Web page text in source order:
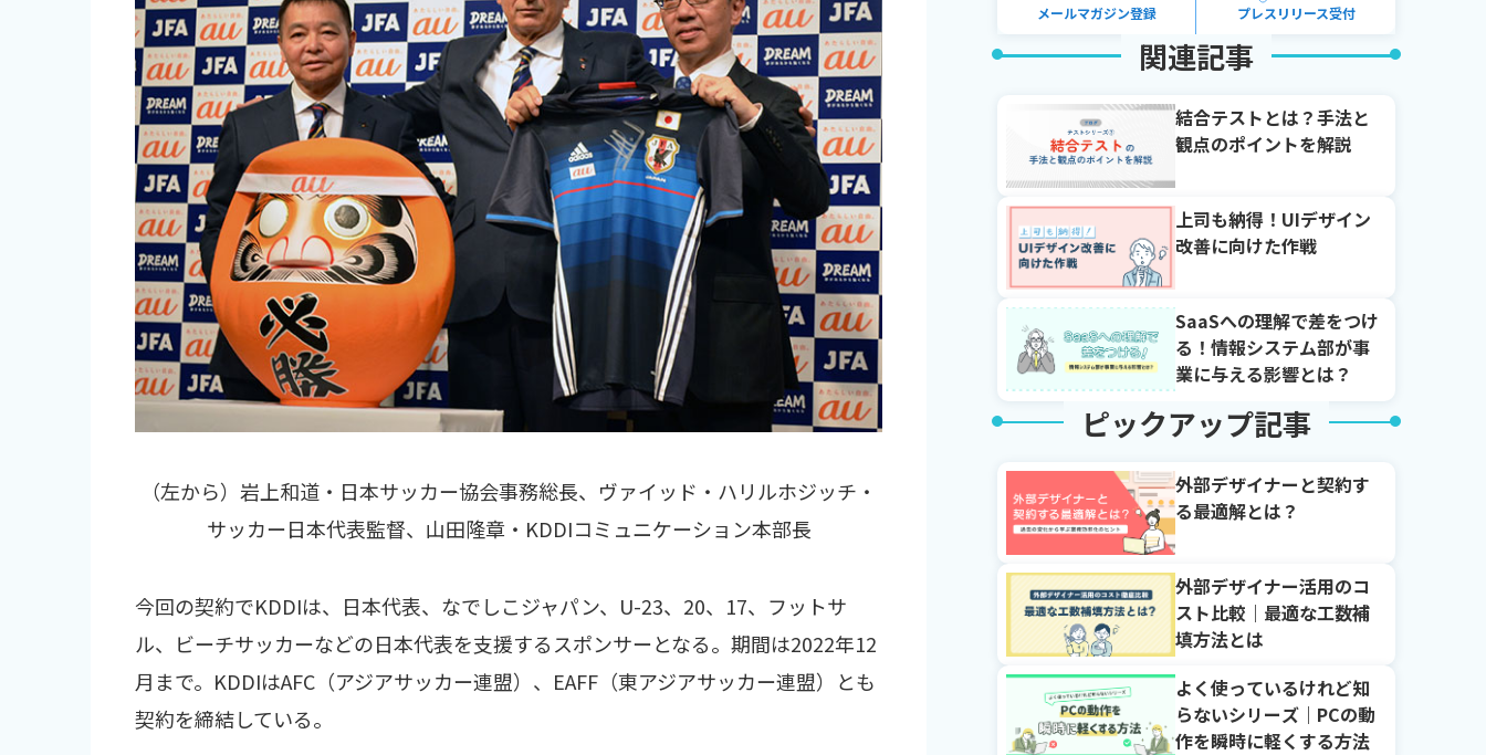
（左から）岩上和道・日本サッカー協会事務総長、ヴァイッド・ハリルホジッチ・
サッカー日本代表監督、山田隆章・KDDIコミュニケーション本部長
今回の契約でKDDIは、日本代表、なでしこジャパン、U-23、20、17、フットサ
ル、ビーチサッカーなどの日本代表を支援するスポンサーとなる。期間は2022年12
月まで。KDDIはAFC（アジアサッカー連盟）、EAFF（東アジアサッカー連盟）とも
契約を締結している。
メールマガジン登録 プレスリリース受付
関連記事
結合テストとは？手法と
観点のポイントを解説
上司も納得！UIデザイン
改善に向けた作戦
SaaSへの理解で差をつけ
る！情報システム部が事
業に与える影響とは？
ピックアップ記事
外部デザイナーと契約す
る最適解とは？
外部デザイナー活用のコ
スト比較｜最適な工数補
填方法とは
よく使っているけれど知
らないシリーズ｜PCの動
作を瞬時に軽くする方法